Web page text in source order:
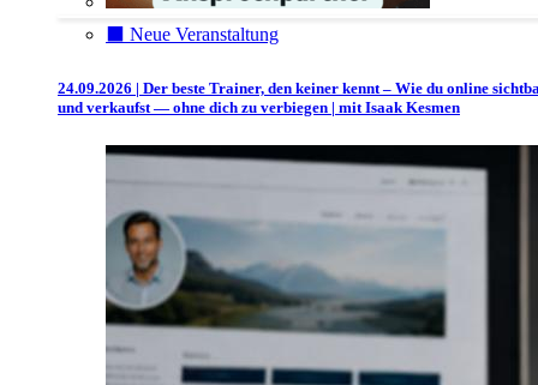
⬛️ Neue Veranstaltung
24.09.2026 | Der beste Trainer, den keiner kennt – Wie du online
und verkaufst — ohne dich zu verbiegen | mit Isaak Kesmen